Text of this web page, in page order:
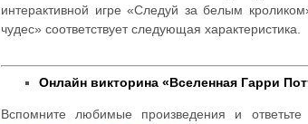
интерактивной игре «Следуй за белым
чудес» соответствует следующая характеристика.
Онлайн викторина «Вселенная Гарри
Вспомните любимые произведения и